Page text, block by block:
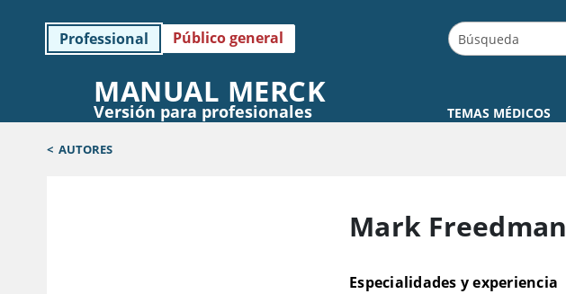
Professional Público general
MANUAL MERCK
Versión para profesionales TEMAS MÉDICOS
< AUTORES
Mark Freedman
Especialidades y experiencia